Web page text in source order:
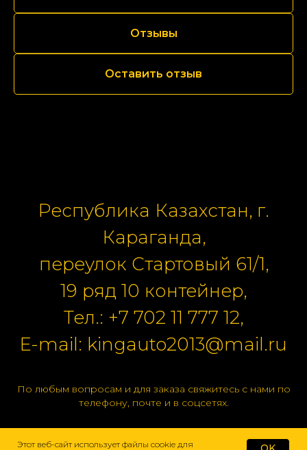
Этот веб-сайт использует файлы cookie для
Отзывы
Оставить отзыв
Республика Казахстан, г.
Караганда,
переулок Стартовый 61/1,
19 ряд 10 контейнер,
Тел.: +7 702 11 777 12,
E-mail: kingauto2013@mail.ru
По любым вопросам и для заказа свяжитесь с нами по
телефону, почте и в соцсетях.